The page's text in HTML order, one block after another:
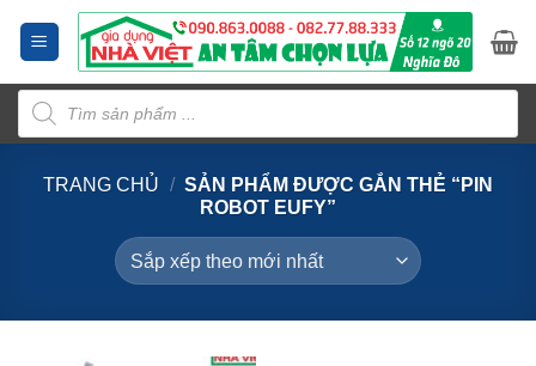
dung
Tìm
kiếm
sản
phẩm
TRANG CHỦ / SẢN PHẨM ĐƯỢC GẮN THẺ “PIN
ROBOT EUFY”